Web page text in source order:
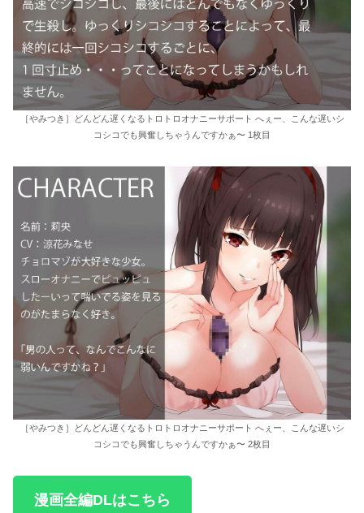
［やみつき］どんどん遅くなるトロトロオナニーサポート へぇー、こんな遅いシ
コシコでも興奮しちゃうんですかぁ〜 1枚目
［やみつき］どんどん遅くなるトロトロオナニーサポート へぇー、こんな遅いシ
コシコでも興奮しちゃうんですかぁ〜 2枚目
漫画全編DLはこちら